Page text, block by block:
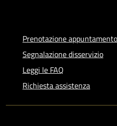
Prenotazione appuntamento
Segnalazione disservizio
Leggi le FAQ
Richiesta assistenza